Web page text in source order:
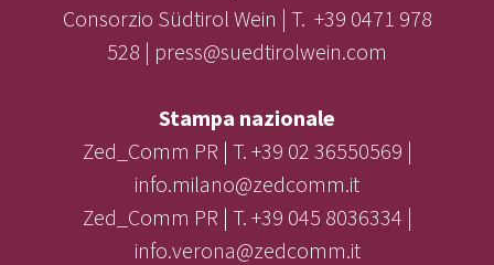
Consorzio Südtirol Wein | T. +39 0471 978
528 | press@suedtirolwein.com
Stampa nazionale
Zed_Comm PR | T. +39 02 36550569 |
info.milano@zedcomm.it
Zed_Comm PR | T. +39 045 8036334 |
info.verona@zedcomm.it